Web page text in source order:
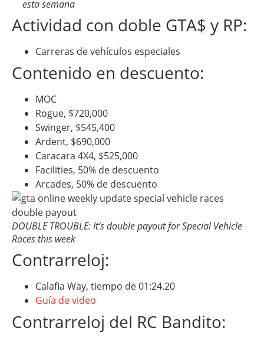
esta semana
Actividad con doble GTA$ y RP:
Carreras de vehículos especiales
Contenido en descuento:
MOC
Rogue, $720,000
Swinger, $545,400
Ardent, $690,000
Caracara 4X4, $525,000
Facilities, 50% de descuento
Arcades, 50% de descuento
DOUBLE TROUBLE: It’s double payout for Special Vehicle
Races this week
Contrarreloj:
Calafia Way, tiempo de 01:24.20
Guía de video
Contrarreloj del RC Bandito: